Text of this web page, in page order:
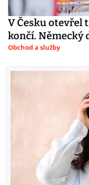
V Česku otevřel
končí. Německý
Obchod a služby